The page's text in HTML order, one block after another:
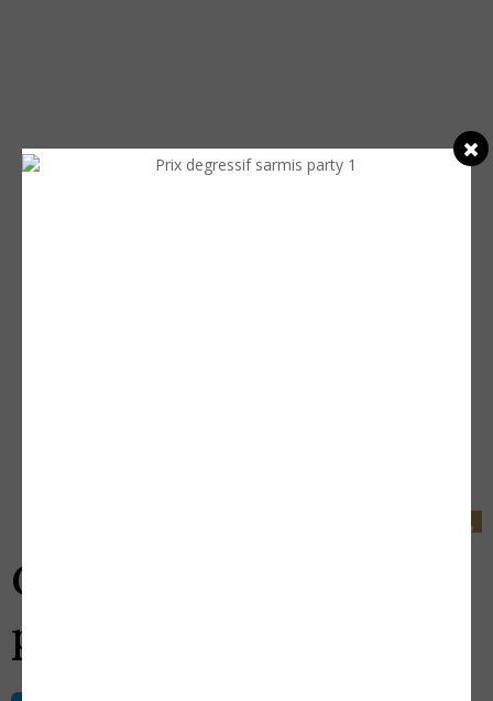
Contour de porte
polyuréthane 1.54.1